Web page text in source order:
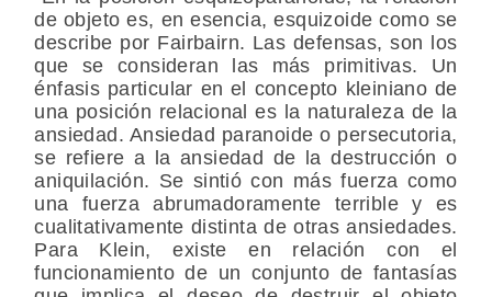
de objeto es, en esencia, esquizoide como se
describe por Fairbairn. Las defensas, son los
que se consideran las más primitivas. Un
énfasis particular en el concepto kleiniano de
una posición relacional es la naturaleza de la
ansiedad. Ansiedad paranoide o persecutoria,
se refiere a la ansiedad de la destrucción o
aniquilación. Se sintió con más fuerza como
una fuerza abrumadoramente terrible y es
cualitativamente distinta de otras ansiedades.
Para Klein, existe en relación con el
funcionamiento de un conjunto de fantasías